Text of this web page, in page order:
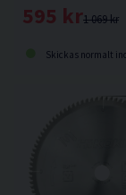
1 069 kr
595 kr
Skickas normalt